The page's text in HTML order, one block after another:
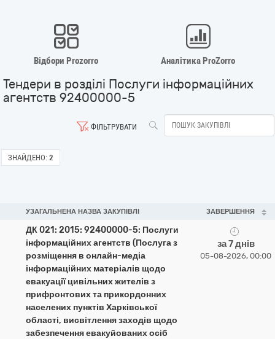
Відбори Prozorro Аналітика ProZorro
Тендери в розділі Послуги інформаційних
агентств 92400000-5
ФІЛЬТРУВАТИ
ЗНАЙДЕНО: 2
УЗАГАЛЬНЕНА НАЗВА ЗАКУПІВЛІ ЗАВЕРШЕННЯ
ДК 021: 2015: 92400000-5: Послуги
інформаційних агентств (Послуга з
розміщення в онлайн-медіа
інформаційних матеріалів щодо
евакуації цивільних жителів з
прифронтових та прикордонних
населених пунктів Харківської
області, висвітлення заходів щодо
забезпечення евакуйованих осіб
за 7 днів
05-08-2026, 00:00